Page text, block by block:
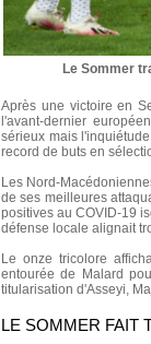
Le Sommer
Après une victoire en
l'avant-dernier
sérieux mais
record de buts en
Les Nord-
de ses meilleures
positives au COVID-19
défense locale alignait
Le onze tricolore
entourée de Malard
titularisation d'Asseyi,
LE SOMMER FAIT